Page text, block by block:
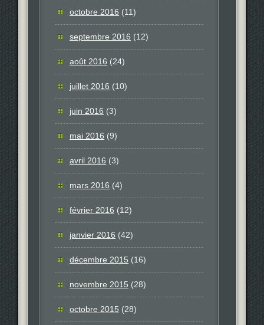
octobre 2016 (11)
septembre 2016 (12)
août 2016 (24)
juillet 2016 (10)
juin 2016 (3)
mai 2016 (9)
avril 2016 (3)
mars 2016 (4)
février 2016 (12)
janvier 2016 (42)
décembre 2015 (16)
novembre 2015 (28)
octobre 2015 (28)